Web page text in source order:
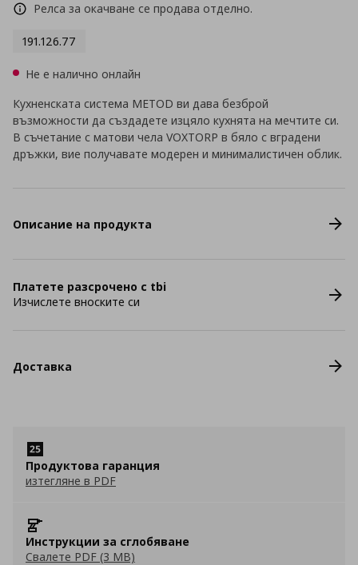
Релса за окачване се продава отделно.
191.126.77
Не е налично онлайн
Кухненската система METOD ви дава безброй
възможности да създадете изцяло кухнята на мечтите си.
В съчетание с матови чела VOXTORP в бяло с вградени
дръжки, вие получавате модерен и минималистичен облик.
Описание на продукта
Платете разсрочено с tbi
Изчислете вноските си
Доставка
Продуктова гаранция
изтегляне в PDF
Инструкции за сглобяване
Свалете PDF (3 MB)